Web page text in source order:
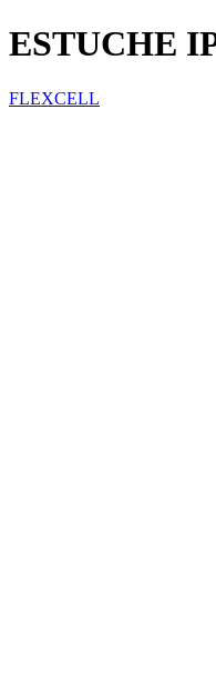
ESTUCHE
FLEXCELL